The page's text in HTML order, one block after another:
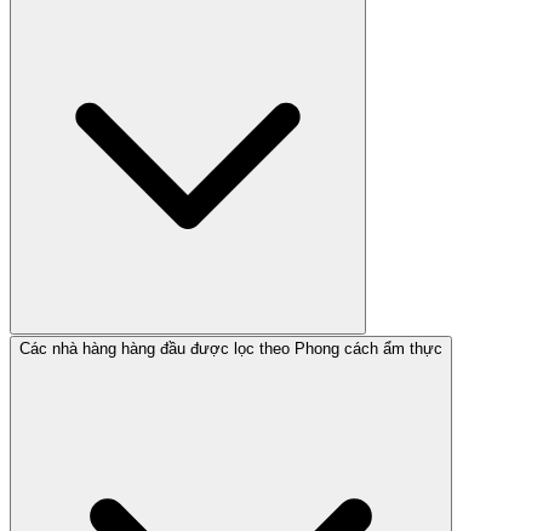
Các nhà hàng hàng đầu được lọc theo Phong cách ẩm thực